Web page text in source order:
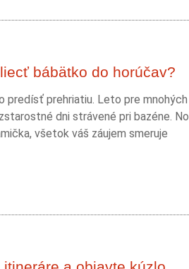
bábätko do horúčav?
predísť prehriatiu. Leto pre mnohých
dni strávené pri bazéne. No
všetok váš záujem smeruje